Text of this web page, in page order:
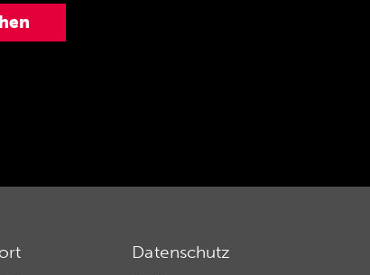
Datenschutz